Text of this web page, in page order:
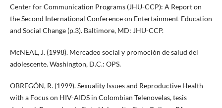
Center for Communication Programs (JHU-CCP): A Report on
the Second International Conference on Entertainment-Education
and Social Change (p.3). Baltimore, MD: JHU-CCP.
McNEAL, J. (1998). Mercadeo social y promoción de salud del
adolescente. Washington, D.C.: OPS.
OBREGÓN, R. (1999). Sexuality Issues and Reproductive Health
with a Focus on HIV-AIDS in Colombian Telenovelas, tesis